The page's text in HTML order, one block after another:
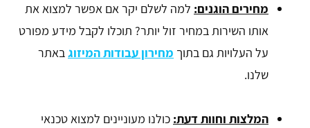
מחירים הוגנים: למה לשלם יקר אם אפשר למצוא את
אותו השירות במחיר זול יותר? תוכלו לקבל מידע מפורט
על העלויות גם בתוך מחירון עבודות המיזוגבאתר
שלנו.
המלצות וחוות דעת: כולנו מעוניינים למצוא טכנאי